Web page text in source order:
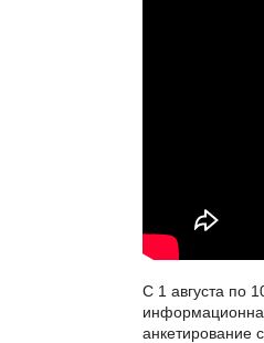
С 1 августа по
анкетирование